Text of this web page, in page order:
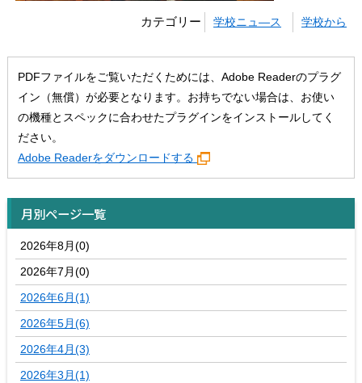
カテゴリー 学校ニュ―ス 学校から
PDFファイルをご覧いただくためには、Adobe Readerのプラグ
イン（無償）が必要となります。お持ちでない場合は、お使い
の機種とスペックに合わせたプラグインをインストールしてく
ださい。
Adobe Readerをダウンロードする
月別ページ一覧
2026年8月(0)
2026年7月(0)
2026年6月(1)
2026年5月(6)
2026年4月(3)
2026年3月(1)